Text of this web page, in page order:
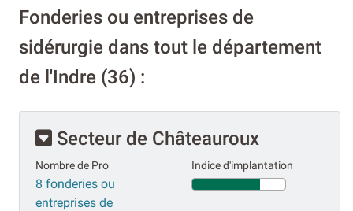
Fonderies ou entreprises de
sidérurgie dans tout le département
de l'Indre (36) :
Secteur de Châteauroux
Nombre de Pro
8 fonderies ou
entreprises de
Indice d'implantation